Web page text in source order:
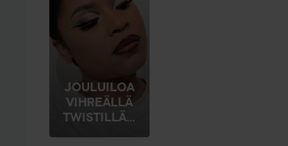
JOULUILOA
VIHREÄLLÄ
TWISTILLÄ...